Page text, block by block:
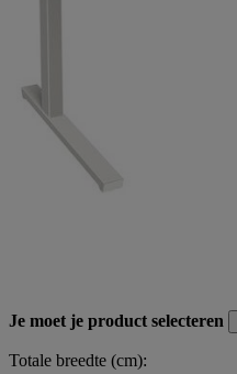
Je moet je product selecteren
Totale breedte (cm):